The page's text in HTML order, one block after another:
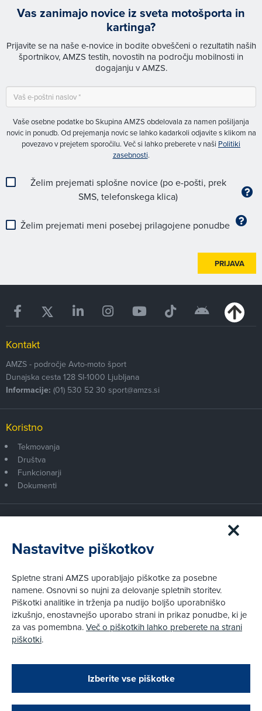
Zapri
Podarjamo vam 10 €!
Obstoječi in novi AMZS člani, ki boste v AMZS
opravili registracijo vozila, boste prejeli
Vas zanimajo novice iz sveta motošporta in
kartinga?
Prijavite se na naše e-novice in bodite obveščeni o rezultatih naših
športnikov, AMZS testih, novostih na področju mobilnosti in
dogajanju v AMZS.
Vaše osebne podatke bo Skupina AMZS obdelovala za namen pošiljanja
novic in ponudb. Od prejemanja novic se lahko kadarkoli odjavite s klikom na
povezavo v prejetem sporočilu. Več si lahko preberete v naši Politiki
zasebnosti.
Želim prejemati splošne novice (po e-pošti, prek
SMS, telefonskega klica)
Želim prejemati meni posebej prilagojene ponudbe
PRIJAVA
Kontakt
AMZS - področje Avto-moto šport
Dunajska cesta 128 SI-1000 Ljubljana
Informacije: (01) 530 52 30 sport@amzs.si
Koristno
Tekmovanja
Društva
Funkcionarji
Dokumenti
Postanite član AMZS
Zakaj (p)ostati član?
Kako vam pomagamo
Pravni vidiki
Piškotki
Pravno obvestilo
Pri spletni včlanitvi so podprta naslednja plačilna sredstva:
Nastavitve piškotkov
Spletne strani AMZS uporabljajo piškotke za posebne
namene. Osnovni so nujni za delovanje spletnih storitev.
Piškotki analitike in trženja pa nudijo boljšo uporabniško
izkušnjo, enostavnejšo uporabo strani in prikaz ponudbe, ki je
za vas pomembna.Več o piškotkih lahko preberete na strani
piškotki.
Izberite vse piškotke